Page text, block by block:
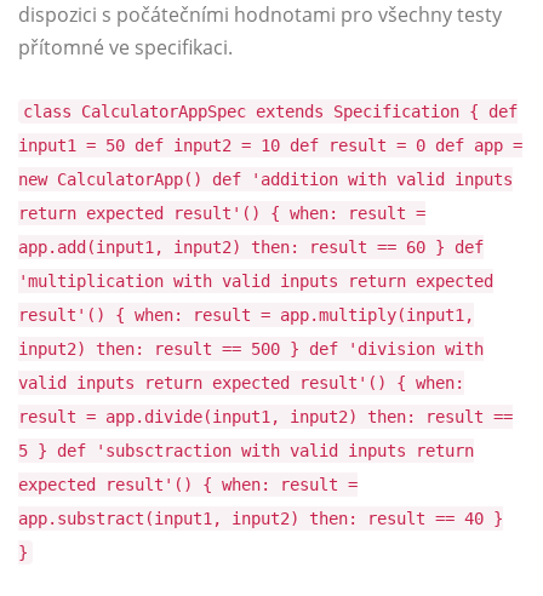
dispozici s počátečními hodnotami pro všechny testy
přítomné ve specifikaci.
class CalculatorAppSpec extends Specification { def
input1 = 50 def input2 = 10 def result = 0 def app =
new CalculatorApp() def 'addition with valid inputs
return expected result'() { when: result =
app.add(input1, input2) then: result == 60 } def
'multiplication with valid inputs return expected
result'() { when: result = app.multiply(input1,
input2) then: result == 500 } def 'division with
valid inputs return expected result'() { when:
result = app.divide(input1, input2) then: result ==
5 } def 'subsctraction with valid inputs return
expected result'() { when: result =
app.substract(input1, input2) then: result == 40 }
}